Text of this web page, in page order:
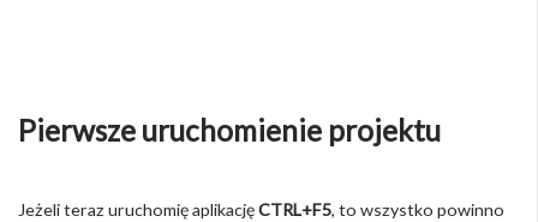
Pierwsze uruchomienie projektu
Jeżeli teraz uruchomię aplikacjęCTRL+F5, to wszystko powinno